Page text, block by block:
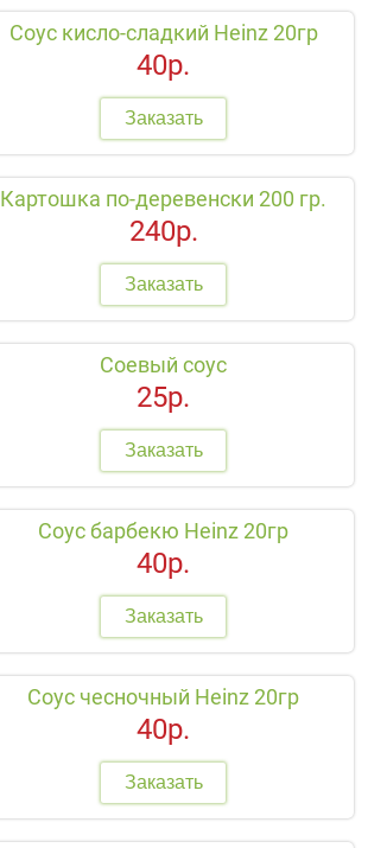
Соус кисло-сладкий Heinz 20гр
40р.
Заказать
Картошка по-деревенски 200 гр.
240р.
Заказать
Соевый соус
25р.
Заказать
Соус барбекю Heinz 20гр
40р.
Заказать
Соус чесночный Heinz 20гр
40р.
Заказать